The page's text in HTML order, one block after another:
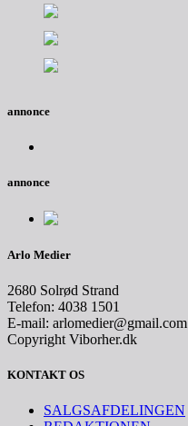
annonce
annonce
Arlo Medier
2680 Solrød Strand
Telefon: 4038 1501
E-mail: arlomedier@gmail.com
Copyright Viborher.dk
KONTAKT OS
SALGSAFDELINGEN